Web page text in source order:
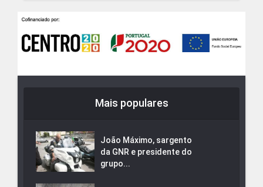
Mais populares
João Máximo, sargento
da GNR e presidente do
grupo...